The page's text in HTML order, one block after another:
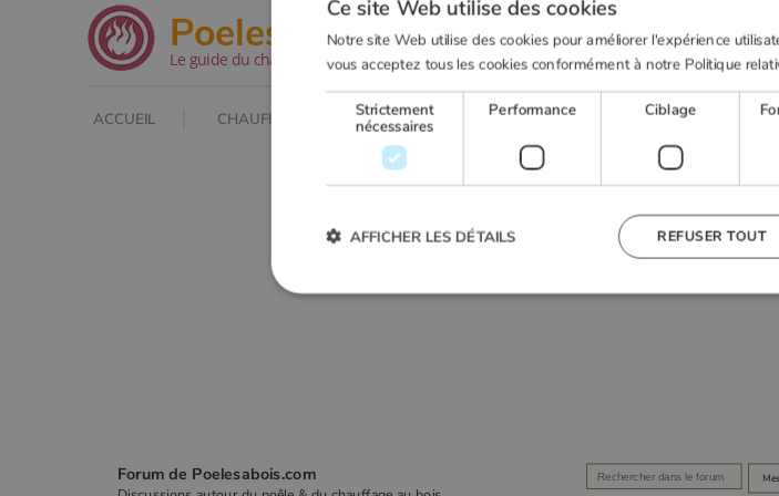
Poeles .net
Le guide du chauffage au bois
ACCUEIL CHAUFFAGE AU BOIS POELE À BOIS POELE À GRANULÉS
Forum de Poelesabois.com
Ce site Web utilise des cookies
Notre site Web utilise des cookies pour améliorer l'expérience
vous acceptez tous les cookies conformément à notre Politique
Strictement
nécessaires
Performance Ciblage
REFUSER TOUT
AFFICHER LES DÉTAILS
.youtube.com
semaines
l'utilisateur
interaction